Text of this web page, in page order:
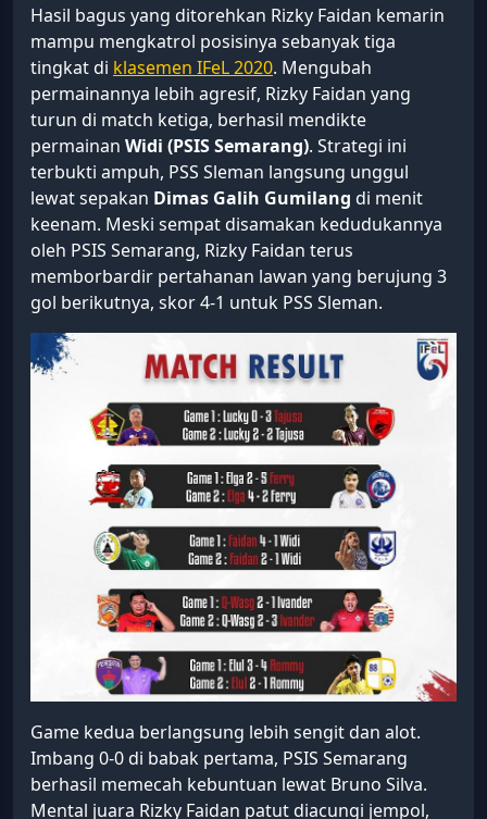
Hasil bagus yang ditorehkan Rizky Faidan kemarin
mampu mengkatrol posisinya sebanyak tiga
tingkat di klasemen IFeL 2020. Mengubah
permainannya lebih agresif, Rizky Faidan yang
turun di match ketiga, berhasil mendikte
permainan Widi (PSIS Semarang). Strategi ini
terbukti ampuh, PSS Sleman langsung unggul
lewat sepakan Dimas Galih Gumilang di menit
keenam. Meski sempat disamakan kedudukannya
oleh PSIS Semarang, Rizky Faidan terus
memborbardir pertahanan lawan yang berujung 3
gol berikutnya, skor 4-1 untuk PSS Sleman.
Game kedua berlangsung lebih sengit dan alot.
Imbang 0-0 di babak pertama, PSIS Semarang
berhasil memecah kebuntuan lewat Bruno Silva.
Mental juara Rizky Faidan patut diacungi jempol,